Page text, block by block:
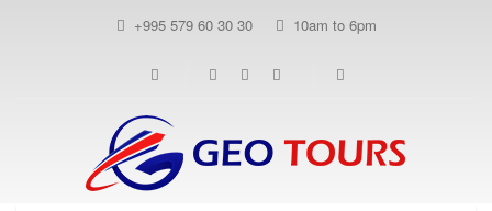
+995 579 60 30 30 10am to 6pm